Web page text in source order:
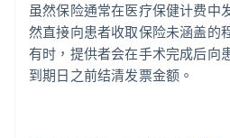
虽然保险通常在医疗保健计费中
然直接向患者收取保险未涵盖的
有时，提供者会在手术完成后向
到期日之前结清发票金额。